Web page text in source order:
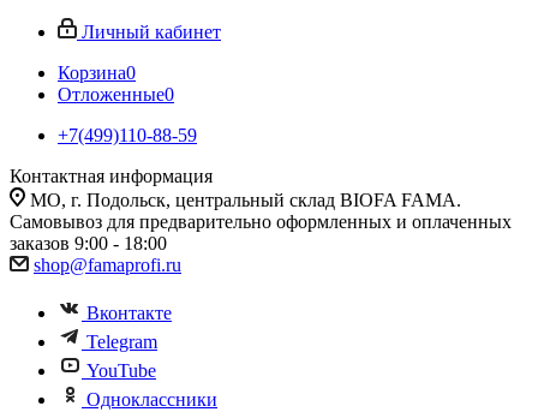
Личный кабинет
Корзина0
Отложенные0
+7(499)110-88-59
Контактная информация
МО, г. Подольск, центральный склад BIOFA FAMA.
Самовывоз для предварительно оформленных и оплаченных
заказов 9:00 - 18:00
shop@famaprofi.ru
Вконтакте
Telegram
YouTube
Одноклассники